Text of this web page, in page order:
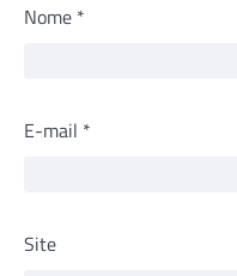
Nome *
E-mail *
Site